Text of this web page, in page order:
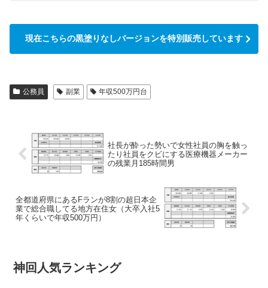
現在こちらの黒塗りなしバージョンを特別販売しています
公務員 副業 年収500万円台
社長が酔った勢いで女性社員の胸を触っ
たり社員をクビにする医療機器メーカー
の残業月185時間男
全都道府県にあるFランが8割の超日本企
業で総合職してる地方在住女（大卒入社5
年くらいで年収500万円）
神回人気ランキング